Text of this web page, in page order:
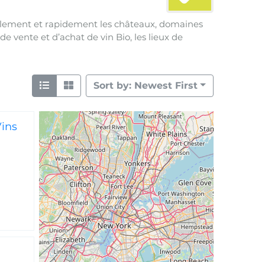
et rapidement les châteaux, domaines
vente et d’achat de vin Bio, les lieux de
Sort by: Newest First